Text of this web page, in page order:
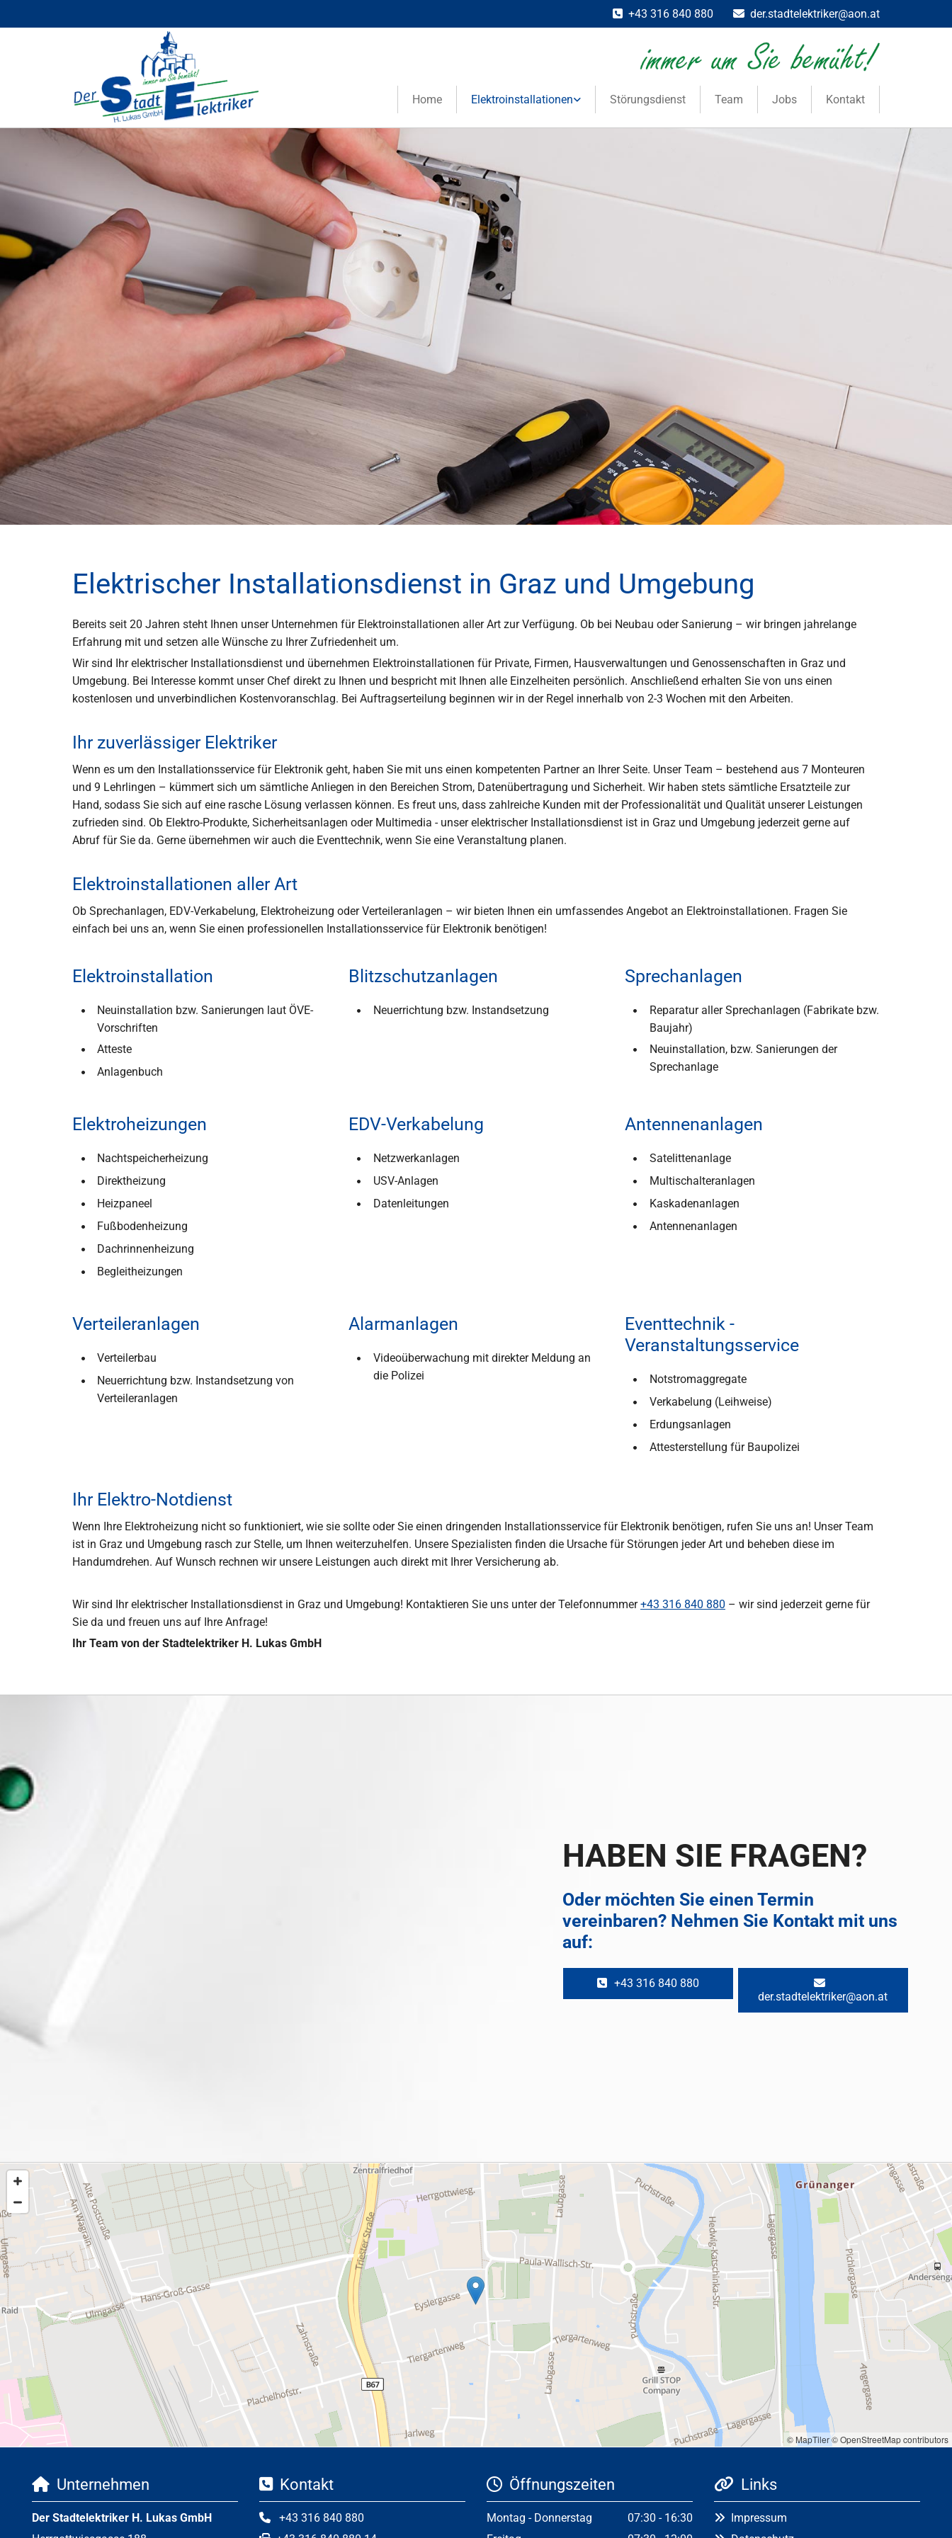
 +43 316 840 880  der.stadtelektriker@aon.at
Home Elektroinstallationen Störungsdienst Team Jobs Kontakt
Elektrischer Installationsdienst in Graz und Umgebung
Bereits seit 20 Jahren steht Ihnen unser Unternehmen für Elektroinstallationen aller Art zur Verfügung. Ob bei Neubau oder Sanierung – wir bringen jahrelange
Erfahrung mit und setzen alle Wünsche zu Ihrer Zufriedenheit um.
Wir sind Ihr elektrischer Installationsdienst und übernehmen Elektroinstallationen für Private, Firmen, Hausverwaltungen und Genossenschaften in Graz und
Umgebung. Bei Interesse kommt unser Chef direkt zu Ihnen und bespricht mit Ihnen alle Einzelheiten persönlich. Anschließend erhalten Sie von uns einen
kostenlosen und unverbindlichen Kostenvoranschlag. Bei Auftragserteilung beginnen wir in der Regel innerhalb von 2-3 Wochen mit den Arbeiten.
Ihr zuverlässiger Elektriker
Wenn es um den Installationsservice für Elektronik geht, haben Sie mit uns einen kompetenten Partner an Ihrer Seite. Unser Team – bestehend aus 7 Monteuren
und 9 Lehrlingen – kümmert sich um sämtliche Anliegen in den Bereichen Strom, Datenübertragung und Sicherheit. Wir haben stets sämtliche Ersatzteile zur
Hand, sodass Sie sich auf eine rasche Lösung verlassen können. Es freut uns, dass zahlreiche Kunden mit der Professionalität und Qualität unserer Leistungen
zufrieden sind. Ob Elektro-Produkte, Sicherheitsanlagen oder Multimedia - unser elektrischer Installationsdienst ist in Graz und Umgebung jederzeit gerne auf
Abruf für Sie da. Gerne übernehmen wir auch die Eventtechnik, wenn Sie eine Veranstaltung planen.
Elektroinstallationen aller Art
Ob Sprechanlagen, EDV-Verkabelung, Elektroheizung oder Verteileranlagen – wir bieten Ihnen ein umfassendes Angebot an Elektroinstallationen. Fragen Sie
einfach bei uns an, wenn Sie einen professionellen Installationsservice für Elektronik benötigen!
Elektroinstallation
Neuinstallation bzw. Sanierungen laut ÖVE-
Vorschriften
Atteste
Anlagenbuch
Blitzschutzanlagen
Neuerrichtung bzw. Instandsetzung
Sprechanlagen
Reparatur aller Sprechanlagen (Fabrikate bzw.
Baujahr)
Neuinstallation, bzw. Sanierungen der
Sprechanlage
Elektroheizungen
Nachtspeicherheizung
Direktheizung
Heizpaneel
Fußbodenheizung
Dachrinnenheizung
Begleitheizungen
EDV-Verkabelung
Netzwerkanlagen
USV-Anlagen
Datenleitungen
Antennenanlagen
Satelittenanlage
Multischalteranlagen
Kaskadenanlagen
Antennenanlagen
Verteileranlagen
Verteilerbau
Neuerrichtung bzw. Instandsetzung von
Verteileranlagen
Alarmanlagen
Videoüberwachung mit direkter Meldung an
die Polizei
Eventtechnik -
Veranstaltungsservice
Notstromaggregate
Verkabelung (Leihweise)
Erdungsanlagen
Attesterstellung für Baupolizei
Ihr Elektro-Notdienst
Wenn Ihre Elektroheizung nicht so funktioniert, wie sie sollte oder Sie einen dringenden Installationsservice für Elektronik benötigen, rufen Sie uns an! Unser Team
ist in Graz und Umgebung rasch zur Stelle, um Ihnen weiterzuhelfen. Unsere Spezialisten finden die Ursache für Störungen jeder Art und beheben diese im
Handumdrehen. Auf Wunsch rechnen wir unsere Leistungen auch direkt mit Ihrer Versicherung ab.
Wir sind Ihr elektrischer Installationsdienst in Graz und Umgebung! Kontaktieren Sie uns unter der Telefonnummer+43 316 840 880 – wir sind jederzeit gerne für
Sie da und freuen uns auf Ihre Anfrage!
Ihr Team von der Stadtelektriker H. Lukas GmbH
HABEN SIE FRAGEN?
Oder möchten Sie einen Termin
vereinbaren? Nehmen Sie Kontakt mit uns
auf:
+43 316 840 880
der.stadtelektriker@aon.at
© MapTiler© OpenStreetMap contributors
 Unternehmen
Der Stadtelektriker H. Lukas GmbH
Kontakt
 +43 316 840 880
 Öffnungszeiten
Montag - Donnerstag
07:30 - 16:30
 Links
 Impressum